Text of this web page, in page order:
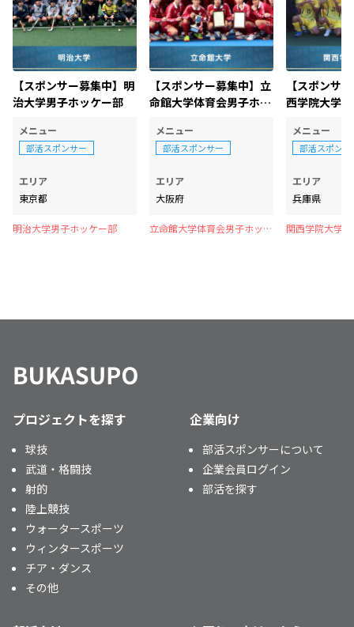
【スポンサー募集中】明
治大学男子ホッケー部
メニュー
部活スポンサー
エリア
東京都
明治大学男子ホッケー部
【スポンサー募集中】立
命館大学体育会男子ホッ
メニュー
部活スポンサー
エリア
大阪府
立命館大学体育会男子ホッケ
【スポンサ
西学院大学
メニュー
部活スポンサ
エリア
兵庫県
関西学院大学
プロジェクトを探す
球技
武道・格闘技
射的
陸上競技
ウォータースポーツ
ウィンタースポーツ
チア・ダンス
その他
企業向け
部活スポンサーについて
企業会員ログイン
部活を探す